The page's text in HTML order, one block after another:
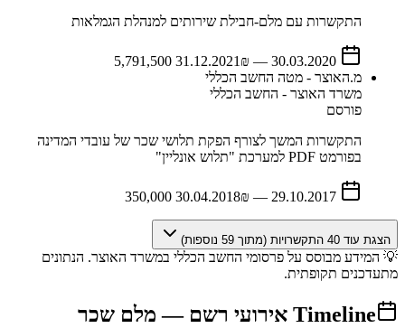
התקשרות עם מלם-חבילת שירותים למנהלת הגמלאות
30.03.2020
—
31.12.2021 ₪ 5,791,500
מ.האוצר - מטה החשב הכללי
משרד האוצר - החשב הכללי
פורסם
התקשרות המשך לצורף הפקת תלושי שכר של עובדי המדינה
בפורמט PDF למערכת "תלוש אונליין"
29.10.2017
—
30.04.2018₪ 350,000
הצגת עוד 40 התקשרויות (מתוך 59 נוספות)
💡 המידע מבוסס על פרסומי החשב הכללי במשרד האוצר. הנתונים
מתעדכנים תקופתית.
Timeline אירועי רשם — מלם שכר